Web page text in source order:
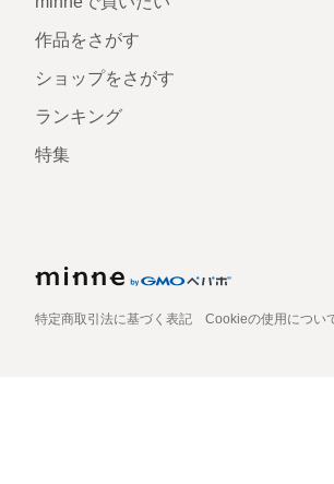
作品をさがす
ショップをさがす
ランキング
特集
特定商取引法に基づく表記 Cookieの使用につい